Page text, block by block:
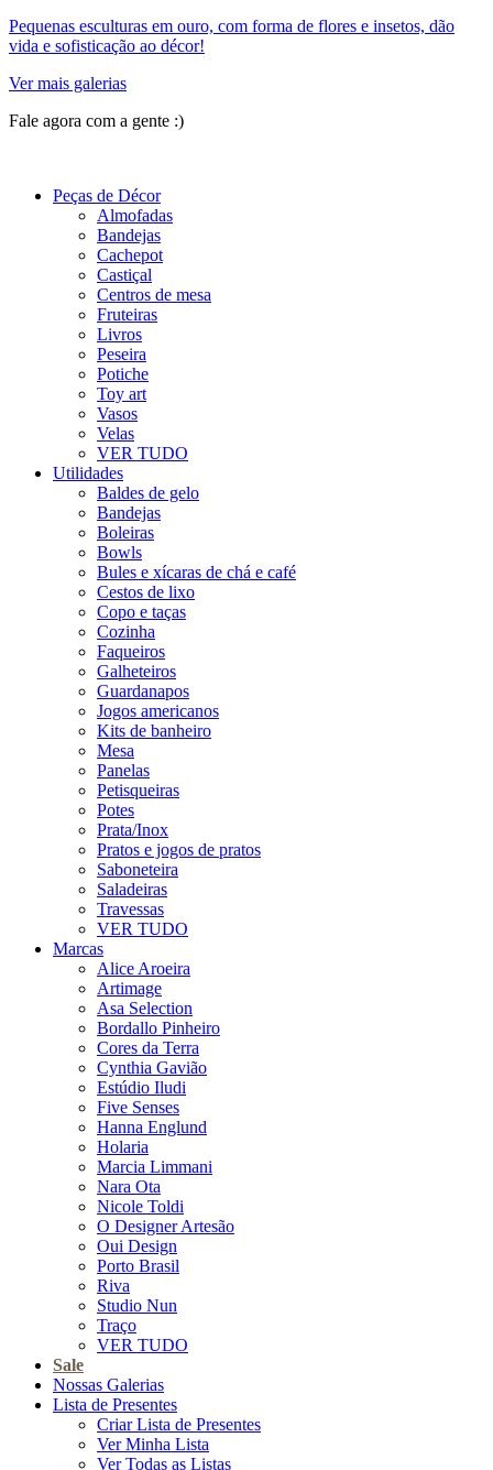
Pequenas esculturas em ouro, com forma de flores e insetos, dão
vida e sofisticação ao décor!
Ver mais galerias
Fale agora com a gente :)
Peças de Décor
Almofadas
Bandejas
Cachepot
Castiçal
Centros de mesa
Fruteiras
Livros
Peseira
Potiche
Toy art
Vasos
Velas
VER TUDO
Utilidades
Baldes de gelo
Bandejas
Boleiras
Bowls
Bules e xícaras de chá e café
Cestos de lixo
Copo e taças
Cozinha
Faqueiros
Galheteiros
Guardanapos
Jogos americanos
Kits de banheiro
Mesa
Panelas
Petisqueiras
Potes
Prata/Inox
Pratos e jogos de pratos
Saboneteira
Saladeiras
Travessas
VER TUDO
Marcas
Alice Aroeira
Artimage
Asa Selection
Bordallo Pinheiro
Cores da Terra
Cynthia Gavião
Estúdio Iludi
Five Senses
Hanna Englund
Holaria
Marcia Limmani
Nara Ota
Nicole Toldi
O Designer Artesão
Oui Design
Porto Brasil
Riva
Studio Nun
Traço
VER TUDO
Sale
Nossas Galerias
Lista de Presentes
Criar Lista de Presentes
Ver Minha Lista
Ver Todas as Listas